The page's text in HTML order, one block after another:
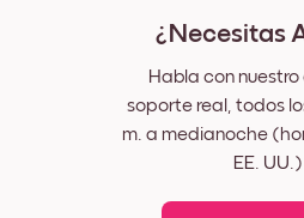
¿Necesitas
Habla con
soporte real, todos
m. a medianoche
EE. UU.)